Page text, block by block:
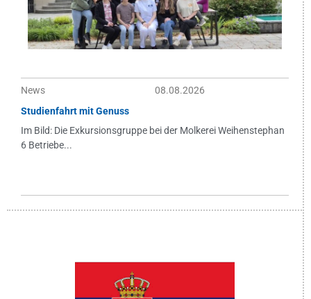
News
08.08.2026
Studienfahrt mit Genuss
Im Bild: Die Exkursionsgruppe bei der Molkerei Weihenstephan
6 Betriebe...